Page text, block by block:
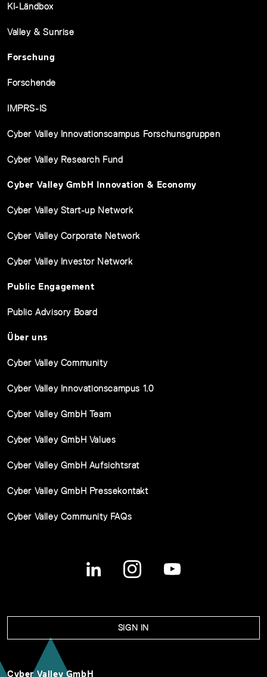
KI-Ländbox
Valley & Sunrise
Forschung
Forschende
IMPRS-IS
Cyber Valley Innovationscampus Forschunsgruppen
Cyber Valley Research Fund
Cyber Valley GmbH Innovation & Economy
Cyber Valley Start-up Network
Cyber Valley Corporate Network
Cyber Valley Investor Network
Public Engagement
Public Advisory Board
Über uns
Cyber Valley Community
Cyber Valley Innovationscampus 1.0
Cyber Valley GmbH Team
Cyber Valley GmbH Values
Cyber Valley GmbH Aufsichtsrat
Cyber Valley GmbH Pressekontakt
Cyber Valley Community FAQs
SIGN IN
Cyber Valley GmbH